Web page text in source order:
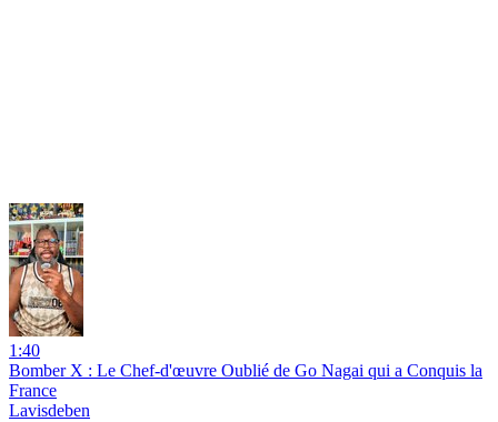
1:40
Bomber X : Le Chef-d'œuvre Oublié de Go Nagai qui a Conquis la
France
Lavisdeben